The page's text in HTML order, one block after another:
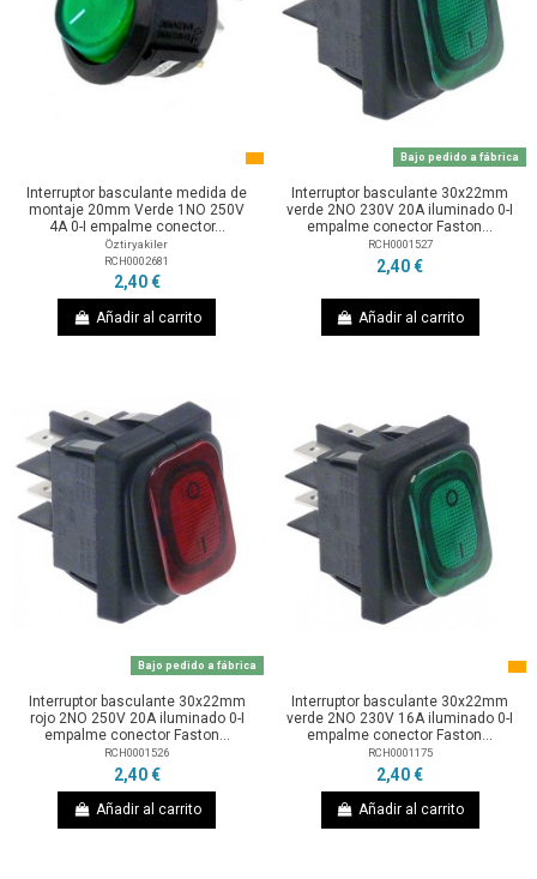
Interruptor basculante medida de
montaje 20mm Verde 1NO 250V
4A 0-I empalme conector...
Öztiryakiler
RCH0002681
2,40 €
Añadir al carrito
Bajo pedido a fábrica
Interruptor basculante 30x22mm
verde 2NO 230V 20A iluminado 0-I
empalme conector Faston...
RCH0001527
2,40 €
Añadir al carrito
Bajo pedido a fábrica
Interruptor basculante 30x22mm
rojo 2NO 250V 20A iluminado 0-I
empalme conector Faston...
RCH0001526
2,40 €
Añadir al carrito
Interruptor basculante 30x22mm
verde 2NO 230V 16A iluminado 0-I
empalme conector Faston...
RCH0001175
2,40 €
Añadir al carrito